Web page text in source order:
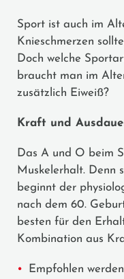
Sport ist auch im
Knieschmerzen
Doch welche
braucht man im
zusätzlich Eiweiß?
Kraft und
Das A und O beim
Muskelerhalt. Denn
beginnt der
nach dem 60.
besten für den
Kombination aus
Empfohlen